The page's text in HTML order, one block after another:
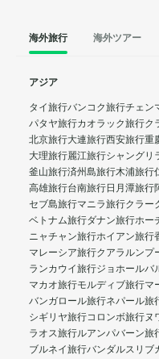
海外旅行 海外ツアー
アジア
タイ旅行バンコク旅行チェン
パタヤ旅行カオラック旅行ク
北京旅行大連旅行西安旅行重
大理旅行麗江旅行シャングリ
釜山旅行済州島旅行木浦旅行
高雄旅行台南旅行日月潭旅行
セブ島旅行マニラ旅行クラー
ベトナム旅行ダナン旅行ホー
ニャチャン旅行ホイアン旅行
マレーシア旅行クアラルンプ
ランカウイ旅行ジョホールバ
マカオ旅行モルディブ旅行マ
バンガロール旅行ネパール旅
シギリヤ旅行コロンボ旅行ヌ
ラオス旅行ルアンパバーン旅
ブルネイ旅行バンダルスリブ